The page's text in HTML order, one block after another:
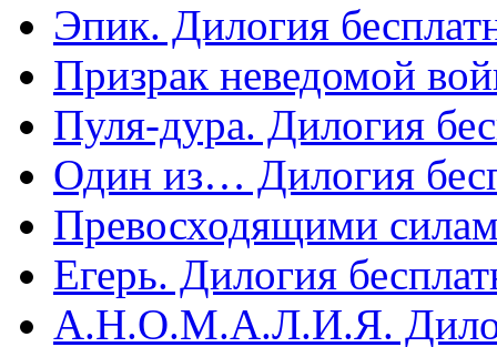
Эпик. Дилогия
Призрак неведомой
Пуля-дура. Дилогия
Один из… Дилогия
Превосходящими
Егерь. Дилогия
А.Н.О.М.А.Л.И.Я.